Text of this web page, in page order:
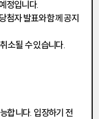
정입니다.
첨자 발표와 함께 공지
소될 수 있습니다.
합니다. 입장하기 전